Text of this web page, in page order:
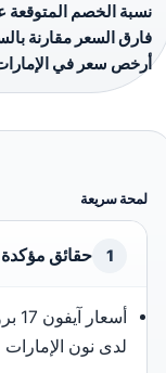
نسبة الخصم المتوقعة
فارق السعر مقارنة
أرخص سعر في
لمحة سريعة
1 حقائق مؤكدة
لدى نون الإمارات